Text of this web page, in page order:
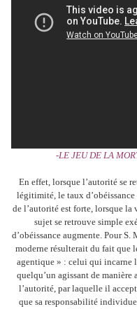
-LE JEU DE LA
En effet, lorsque l’autorité se
légitimité, le taux
de l’autorité est forte, lorsque
sujet se retrouve simple
d’obéissance augmente. Pour
moderne résulterait du fait que
agentique » : celui qui incarne
quelqu’un agissant de
l’autorité, par laquelle il
que sa responsabilité